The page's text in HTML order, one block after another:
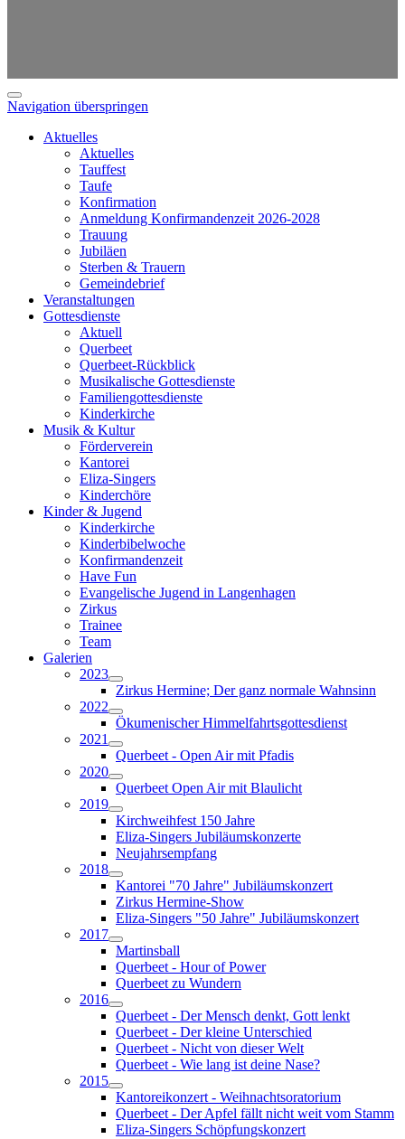
Navigation überspringen
Aktuelles
Aktuelles
Tauffest
Taufe
Konfirmation
Anmeldung Konfirmandenzeit 2026-2028
Trauung
Jubiläen
Sterben & Trauern
Gemeindebrief
Veranstaltungen
Gottesdienste
Aktuell
Querbeet
Querbeet-Rückblick
Musikalische Gottesdienste
Familiengottesdienste
Kinderkirche
Musik & Kultur
Förderverein
Kantorei
Eliza-Singers
Kinderchöre
Kinder & Jugend
Kinderkirche
Kinderbibelwoche
Konfirmandenzeit
Have Fun
Evangelische Jugend in Langenhagen
Zirkus
Trainee
Team
Galerien
2023
Zirkus Hermine; Der ganz normale Wahnsinn
2022
Ökumenischer Himmelfahrtsgottesdienst
2021
Querbeet - Open Air mit Pfadis
2020
Querbeet Open Air mit Blaulicht
2019
Kirchweihfest 150 Jahre
Eliza-Singers Jubiläumskonzerte
Neujahrsempfang
2018
Kantorei "70 Jahre" Jubiläumskonzert
Zirkus Hermine-Show
Eliza-Singers "50 Jahre" Jubiläumskonzert
2017
Martinsball
Querbeet - Hour of Power
Querbeet zu Wundern
2016
Querbeet - Der Mensch denkt, Gott lenkt
Querbeet - Der kleine Unterschied
Querbeet - Nicht von dieser Welt
Querbeet - Wie lang ist deine Nase?
2015
Kantoreikonzert - Weihnachtsoratorium
Querbeet - Der Apfel fällt nicht weit vom Stamm
Eliza-Singers Schöpfungskonzert